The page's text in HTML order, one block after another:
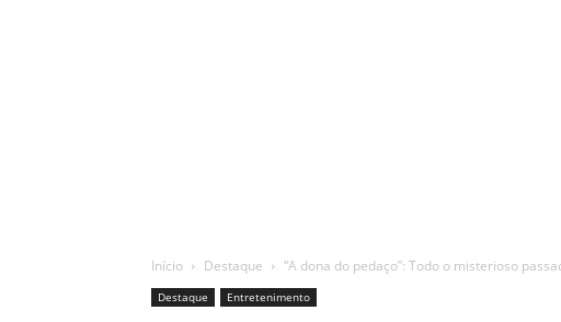
Início Destaque “A dona do pedaço”: Todo o misterioso
Destaque Entretenimento